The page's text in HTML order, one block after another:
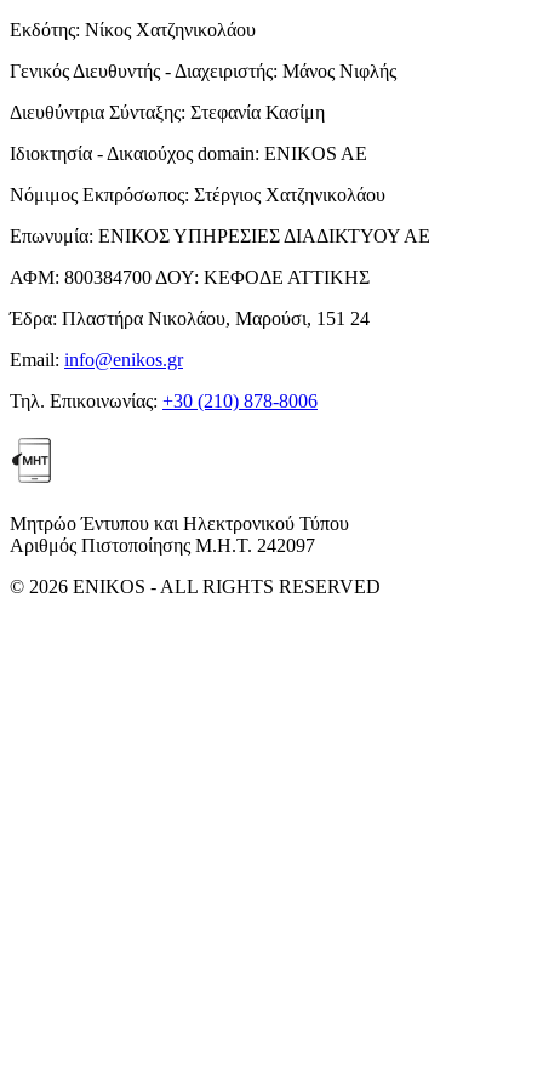
Εκδότης: Νίκος Χατζηνικολάου
Γενικός Διευθυντής - Διαχειριστής: Μάνος Νιφλής
Διευθύντρια Σύνταξης: Στεφανία Κασίμη
Ιδιοκτησία - Δικαιούχος domain: ENIKOS AE
Νόμιμος Εκπρόσωπος: Στέργιος Χατζηνικολάου
Επωνυμία: ΕΝΙΚΟΣ ΥΠΗΡΕΣΙΕΣ ΔΙΑΔΙΚΤΥΟΥ ΑΕ
ΑΦΜ: 800384700 ΔΟΥ: ΚΕΦΟΔΕ ΑΤΤΙΚΗΣ
Έδρα: Πλαστήρα Νικολάου, Μαρούσι, 151 24
Email: info@enikos.gr
Τηλ. Επικοινωνίας: +30 (210) 878-8006
Μητρώο Έντυπου και Ηλεκτρονικού Τύπου
Αριθμός Πιστοποίησης Μ.Η.Τ. 242097
© 2026 ENIKOS - ALL RIGHTS RESERVED